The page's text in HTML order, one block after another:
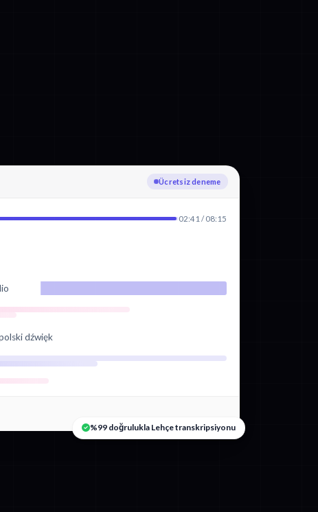
Yükleniyor
02:41 / 08:15
dźwięk
%99 doğrulukla Lehçe transkripsiyonu